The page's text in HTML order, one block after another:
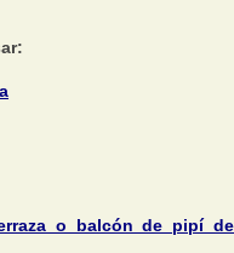
o balcón de pipí de